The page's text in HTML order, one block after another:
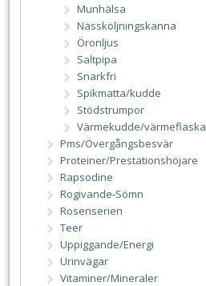
Munhälsa
Nässköljningskanna
Öronljus
Saltpipa
Snarkfri
Spikmatta/kudde
Stödstrumpor
Värmekudde/värmeflaska
Pms/Övergångsbesvär
Proteiner/Prestationshöjare
Rapsodine
Rogivande-Sömn
Rosenserien
Teer
Uppiggande/Energi
Urinvägar
Vitaminer/Mineraler